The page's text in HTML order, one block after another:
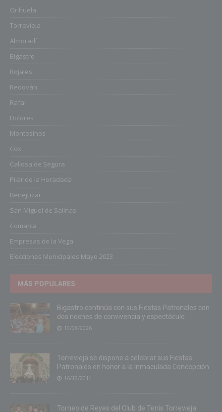
Orihuela
Torrevieja
Almoradí
Bigastro
Rojales
Redován
Rafal
Dolores
Montesinos
Cox
Callosa de Segura
Pilar de la Horadada
Benejuzar
San Miguel de Salinas
Comarca
Empresas de la Vega
Elecciones Municipales Mayo 2023
MÁS POPULARES
Bigastro continúa con sus Fiestas Patronales con
dos noches de convivencia y espectáculo
10/08/2026
Torrevieja se dispone a celebrar sus Fiestas
Patronales en honor a la Inmaculada Concepción
16/12/2014
Torneo de Reyes del Club de Tenis Torrevieja